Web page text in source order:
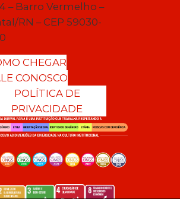
– Barro Vermelho –
RN – CEP 59030-
CHEGAR
CONOSCO
POLÍTICA DE
PRIVACIDADE